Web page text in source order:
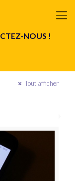
NOUS !
Tout afficher